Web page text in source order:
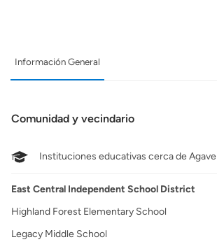
Información General
Comunidad y vecindario
Instituciones educativas cerca de Agave
East Central Independent School District
Highland Forest Elementary School
Legacy Middle School